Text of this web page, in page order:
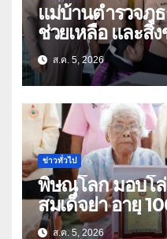
แม่บ้านตำรวจภู
ช่วยเหลือ และสิ่
ธิดา ข้าราชการตำรวจจังหวัด
อุทัยธานี
ส.ค. 5, 2026
ข่าวทั่วไป
พิษณุโลก มอบโ
สมเด็จย่า อายุ 100 ปี “นางจอ
เนตร” ตำบลบ้าน
ส.ค. 5, 2026